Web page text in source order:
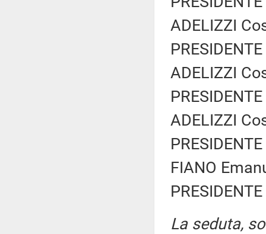
ADELIZZI
ADELIZZI
ADELIZZI
FIANO
La seduta,